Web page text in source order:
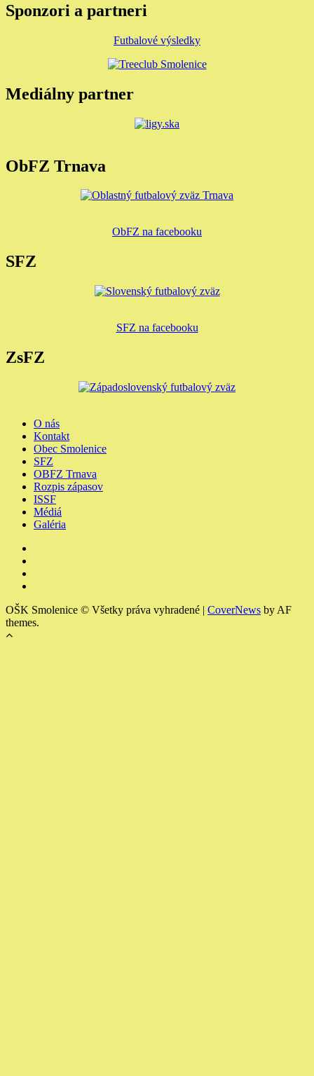
Sponzori a partneri
Futbalové výsledky
Mediálny partner
ObFZ Trnava
ObFZ na facebooku
SFZ
SFZ na facebooku
ZsFZ
O nás
Kontakt
Obec Smolenice
SFZ
OBFZ Trnava
Rozpis zápasov
ISSF
Médiá
Galéria
výchovné
OŠK Smolenice © Všetky práva vyhradené | CoverNews by AF
themes.